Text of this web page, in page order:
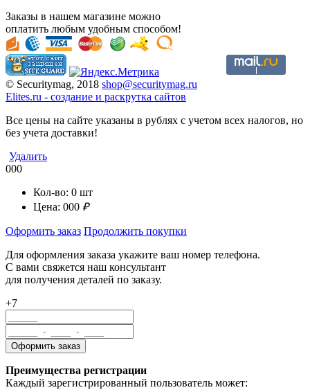
Заказы в нашем магазине можно
оплатить любым удобным способом!
© Securitymag, 2018 shop@securitymag.ru
Elites.ru - cоздание и раскрутка сайтов
Все цены на сайте указаны в рублях с учетом всех налогов, но
без учета доставки!
Удалить
000
Кол-во: 0 шт
Цена: 000 ₽
Оформить заказ Продолжить покупки
Для оформления заказа укажите ваш номер телефона.
С вами свяжется наш консультант
для получения деталей по заказу.
+7
Преимущества регистрации
Каждый зарегистрированный пользователь может: